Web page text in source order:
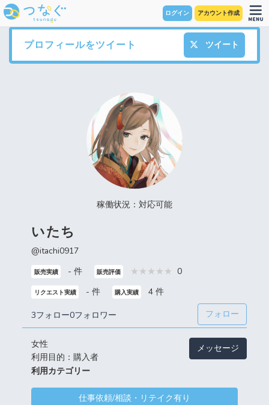
ログイン アカウント作成
プロフィールをツイート ツイート
稼働状況：対応可能
いたち
@itachi0917
販売実績 - 件 販売評価 0
リクエスト実績 - 件 購入実績 4 件
3フォロー0フォロワー フォロー
女性
利用目的：購入者
メッセージ
利用カテゴリー
仕事依頼/相談・リテイク有り